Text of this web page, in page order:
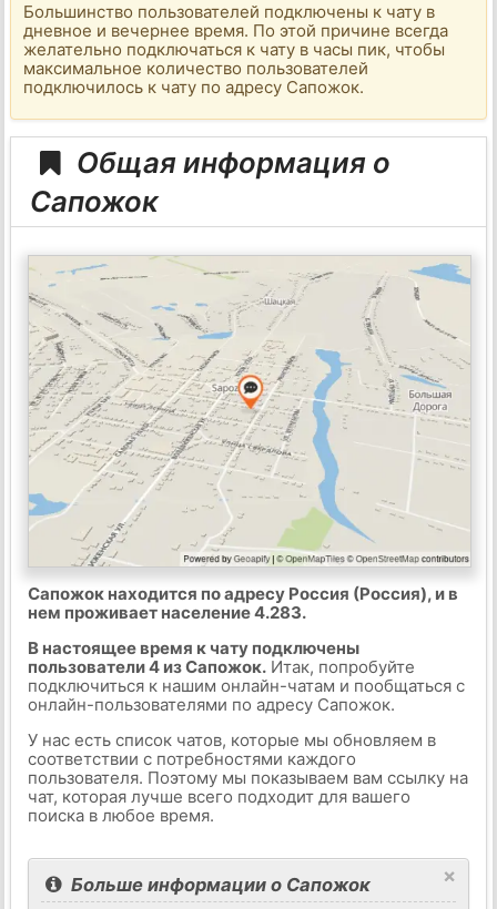
Большинство пользователей подключены к чату в
дневное и вечернее время. По этой причине всегда
желательно подключаться к чату в часы пик, чтобы
максимальное количество пользователей
подключилось к чату по адресу Сапожок.
Общая информация о
Сапожок
Сапожок находится по адресу Россия (Россия), и в
нем проживает население 4.283.
В настоящее время к чату подключены
пользователи 4 из Сапожок.Итак, попробуйте
подключиться к нашим онлайн-чатам и пообщаться с
онлайн-пользователями по адресу Сапожок.
У нас есть список чатов, которые мы обновляем в
соответствии с потребностями каждого
пользователя. Поэтому мы показываем вам ссылку на
чат, которая лучше всего подходит для вашего
поиска в любое время.
×
Больше информации о Сапожок